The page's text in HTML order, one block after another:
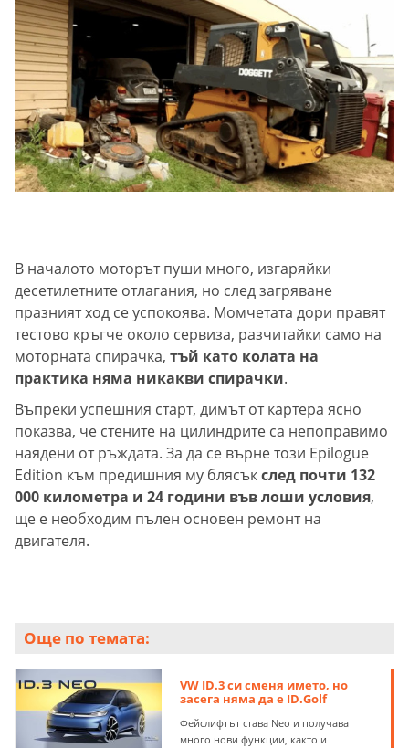
В началото моторът пуши много, изгаряйки
десетилетните отлагания, но след загряване
празният ход се успокоява. Момчетата дори правят
тестово кръгче около сервиза, разчитайки само на
моторната спирачка, тъй като колата на
практика няма никакви спирачки.
Въпреки успешния старт, димът от картера ясно
показва, че стените на цилиндрите са непоправимо
наядени от ръждата. За да се върне този Epilogue
Edition към предишния му блясъкслед почти 132
000 километра и 24 години във лоши условия,
ще е необходим пълен основен ремонт на
двигателя.
Още по темата:
VW ID.3 си сменя името, но
засега няма да е ID.Golf
Фейслифтът става Neo и получава
много нови функции, както и